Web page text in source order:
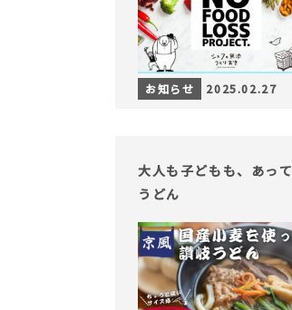
お知らせ 2025.02.27
大人も子どもも、あっ
うどん